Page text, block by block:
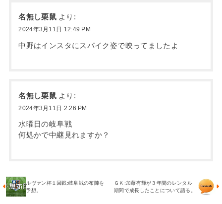
名無し栗鼠 より:
2024年3月11日 12:49 PM
中野はインスタにスパイク姿で映ってましたよ
名無し栗鼠 より:
2024年3月11日 2:26 PM
水曜日の岐阜戦
何処かで中継見れますか？
ルヴァン杯１回戦:岐阜戦の布陣を
予想。
ＧＫ:加藤有輝が３年間のレンタル
期間で成長したことについて語る。